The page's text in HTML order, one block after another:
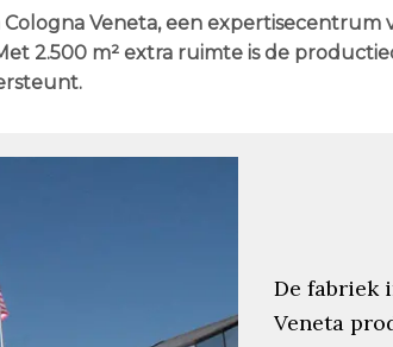
Veneta, een expertisecentrum
2.500 m² extra ruimte is de
De fabriek
Veneta